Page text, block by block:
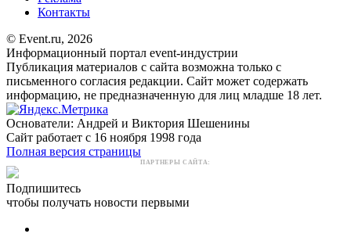
Контакты
© Event.ru, 2026
Информационный портал event-индустрии
Публикация материалов с сайта возможна только с
письменного согласия редакции. Сайт может содержать
информацию, не предназначенную для лиц младше 18 лет.
Основатели: Андрей и Виктория Шешенины
Сайт работает с 16 ноября 1998 года
Полная версия страницы
ПАРТНЕРЫ САЙТА:
Подпишитесь
чтобы получать новости первыми